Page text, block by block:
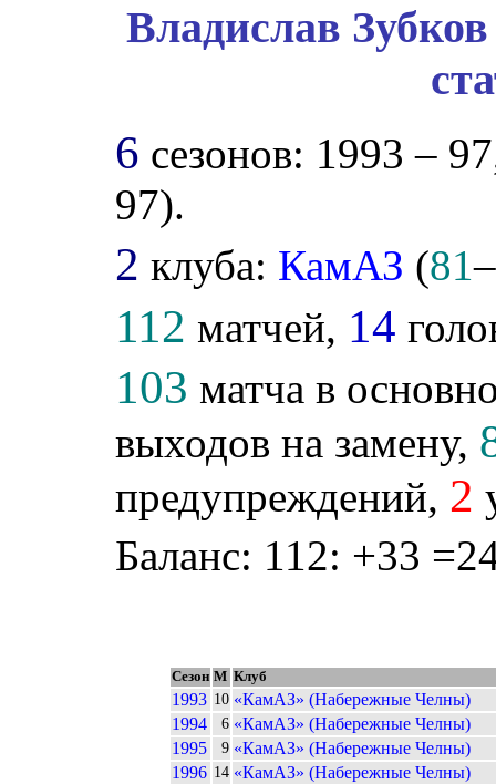
Владислав
6 сезонов: 1993 –
97).
2 клуба: КамАЗ (81–
112 матчей, 14
103 матча в
выходов на замену,
предупреждений, 2
Баланс: 112: +33
Сезон М Клуб
1993 10 «КамАЗ» (Набережные Челны)
1994
6 «КамАЗ» (Набережные Челны)
1995
9 «КамАЗ» (Набережные Челны)
1996 14 «КамАЗ» (Набережные Челны)